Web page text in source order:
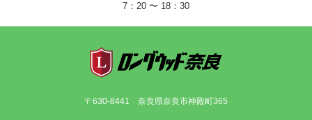
7：20 〜 18：30
〒630-8441 奈良県奈良市神殿町365